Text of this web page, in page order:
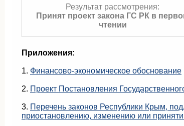
Результат рассмотрения:
Принят проект закона ГС РК в
чтении
Приложения:
1. Финансово-экономическое обоснование
2. Проект Постановления
3. Перечень законов Республики Крым,
приостановлению, изменению или